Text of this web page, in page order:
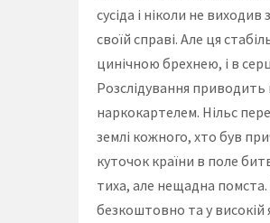
сусіда і ніколи не
своїй справі. Але ця
цинічною брехнею, і в
Розслідування
наркокартелем. Нільс
землі кожного, хто був
куточок країни в поле
тиха, але нещадна
безкоштовно та у високій